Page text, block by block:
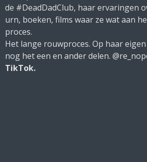
de #DeadDadClub, haar ervaringen
urn, boeken, films waar ze wat aan
proces.
Het lange rouwproces. Op haar
nog het een en ander delen.
TikTok.